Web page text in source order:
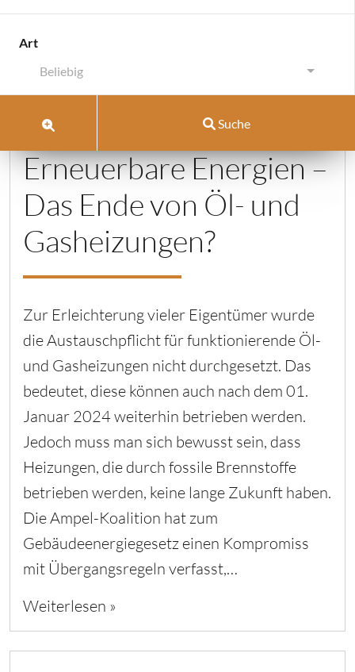
Art
Beliebig
Suche
FAQ Group:4. Wichtig für
Käufer
Umstellung auf
Erneuerbare Energien –
Das Ende von Öl- und
Gasheizungen?
Zur Erleichterung vieler Eigentümer wurde
die Austauschpflicht für funktionierende Öl-
und Gasheizungen nicht durchgesetzt. Das
bedeutet, diese können auch nach dem 01.
Januar 2024 weiterhin betrieben werden.
Jedoch muss man sich bewusst sein, dass
Heizungen, die durch fossile Brennstoffe
betrieben werden, keine lange Zukunft haben.
Die Ampel-Koalition hat zum
Gebäudeenergiegesetz einen Kompromiss
mit Übergangsregeln verfasst,…
Weiterlesen »